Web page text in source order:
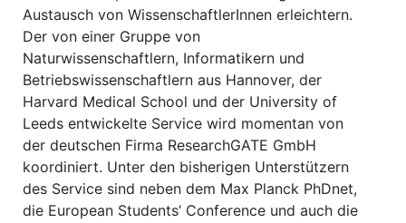
Austausch von WissenschaftlerInnen erleichtern.
Der von einer Gruppe von
Naturwissenschaftlern, Informatikern und
Betriebswissenschaftlern aus Hannover, der
Harvard Medical School und der University of
Leeds entwickelte Service wird momentan von
der deutschen Firma ResearchGATE GmbH
koordiniert. Unter den bisherigen Unterstützern
des Service sind neben dem Max Planck PhDnet,
die European Students’ Conference und auch die